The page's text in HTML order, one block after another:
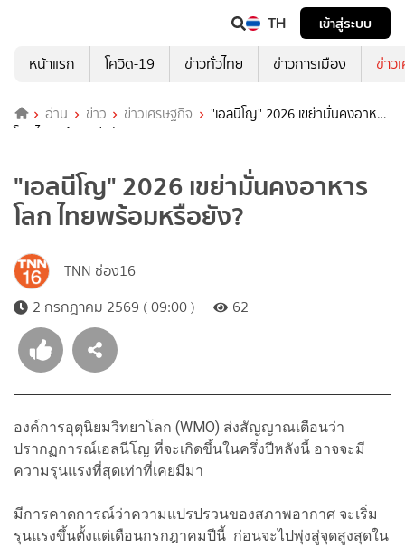
TH
เข้าสู่ระบบ
หน้าแรก
โควิด-19 ข่าวทั่วไทย ข่าวการเมือง ข่าว
อ่าน ข่าว ข่าวเศรษฐกิจ
"เอลนีโญ" 2026 เขย่ามั่นคงอาหาร
โลก ไทยพร้อมหรือยัง?
"เอลนีโญ" 2026 เขย่ามั่นคงอาหาร
โลก ไทยพร้อมหรือยัง?
TNN ช่อง16
2 กรกฎาคม 2569 ( 09:00 )
62
องค์การอุตุนิยมวิทยาโลก (WMO) ส่งสัญญาณเตือนว่า
ปรากฏการณ์เอลนีโญ ที่จะเกิดขึ้นในครึ่งปีหลังนี้ อาจจะมี
ความรุนแรงที่สุดเท่าที่เคยมีมา
มีการคาดการณ์ว่าความแปรปรวนของสภาพอากาศ จะเริ่ม
รุนแรงขึ้นตั้งแต่เดือนกรกฎาคมปีนี้ ก่อนจะไปพุ่งสู่จุดสูงสุดใน